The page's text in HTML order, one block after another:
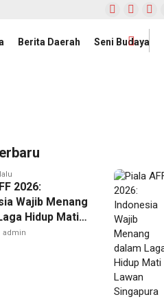
Berita Daerah Seni Budaya
2026:
Wajib Menang
Hidup Mati
admin